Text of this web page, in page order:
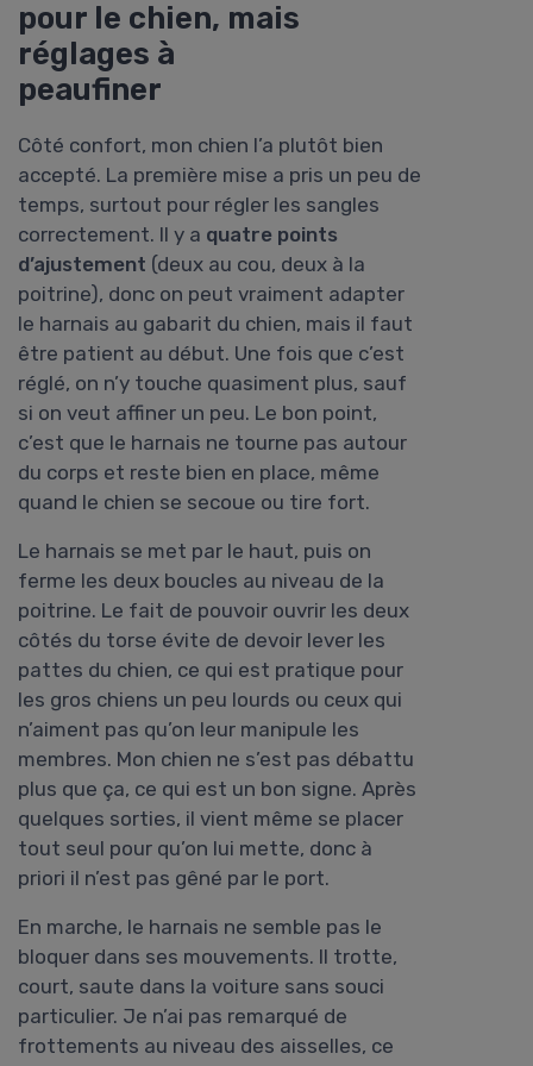
pour le chien, mais
réglages à
peaufiner
Côté confort, mon chien l’a plutôt bien
accepté. La première mise a pris un peu de
temps, surtout pour régler les sangles
correctement. Il y a quatre points
d’ajustement (deux au cou, deux à la
poitrine), donc on peut vraiment adapter
le harnais au gabarit du chien, mais il faut
être patient au début. Une fois que c’est
réglé, on n’y touche quasiment plus, sauf
si on veut affiner un peu. Le bon point,
c’est que le harnais ne tourne pas autour
du corps et reste bien en place, même
quand le chien se secoue ou tire fort.
Le harnais se met par le haut, puis on
ferme les deux boucles au niveau de la
poitrine. Le fait de pouvoir ouvrir les deux
côtés du torse évite de devoir lever les
pattes du chien, ce qui est pratique pour
les gros chiens un peu lourds ou ceux qui
n’aiment pas qu’on leur manipule les
membres. Mon chien ne s’est pas débattu
plus que ça, ce qui est un bon signe. Après
quelques sorties, il vient même se placer
tout seul pour qu’on lui mette, donc à
priori il n’est pas gêné par le port.
En marche, le harnais ne semble pas le
bloquer dans ses mouvements. Il trotte,
court, saute dans la voiture sans souci
particulier. Je n’ai pas remarqué de
frottements au niveau des aisselles, ce